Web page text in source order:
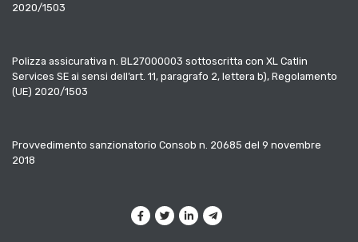
2020/1503
Polizza assicurativa n. BL27000003 sottoscritta con XL Catlin
Services SE ai sensi dell’art. 11, paragrafo 2, lettera b), Regolamento
(UE) 2020/1503
Provvedimento sanzionatorio Consob n. 20685 del 9 novembre
2018